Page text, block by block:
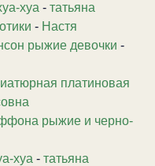
хуа - татьяна
- Настя
рыжие девочки -
платиновая
рыжие и черно-
хуа - татьяна